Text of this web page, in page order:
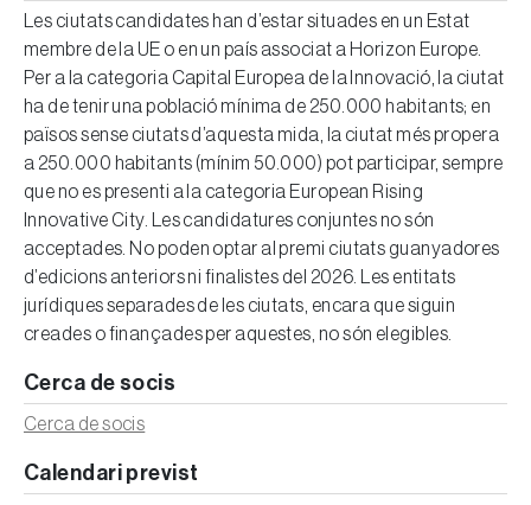
Les ciutats candidates han d’estar situades en un Estat
membre de la UE o en un país associat a Horizon Europe.
Per a la categoria Capital Europea de la Innovació, la ciutat
ha de tenir una població mínima de 250.000 habitants; en
països sense ciutats d’aquesta mida, la ciutat més propera
a 250.000 habitants (mínim 50.000) pot participar, sempre
que no es presenti a la categoria European Rising
Innovative City. Les candidatures conjuntes no són
acceptades. No poden optar al premi ciutats guanyadores
d’edicions anteriors ni finalistes del 2026. Les entitats
jurídiques separades de les ciutats, encara que siguin
creades o finançades per aquestes, no són elegibles.
Cerca de socis
Cerca de socis
Calendari previst